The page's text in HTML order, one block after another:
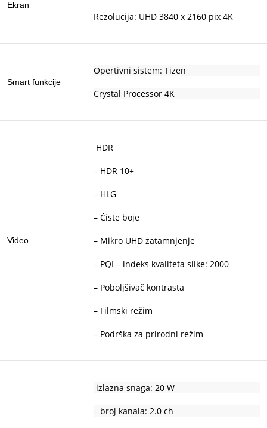
Ekran
Rezolucija: UHD 3840 x 2160 pix 4K
Smart funkcije
Opertivni sistem: Tizen
Crystal Processor 4K
Video
HDR
– HDR 10+
– HLG
– Čiste boje
– Mikro UHD zatamnjenje
– PQI – indeks kvaliteta slike: 2000
– Poboljšivač kontrasta
– Filmski režim
– Podrška za prirodni režim
izlazna snaga: 20 W
– broj kanala: 2.0 ch